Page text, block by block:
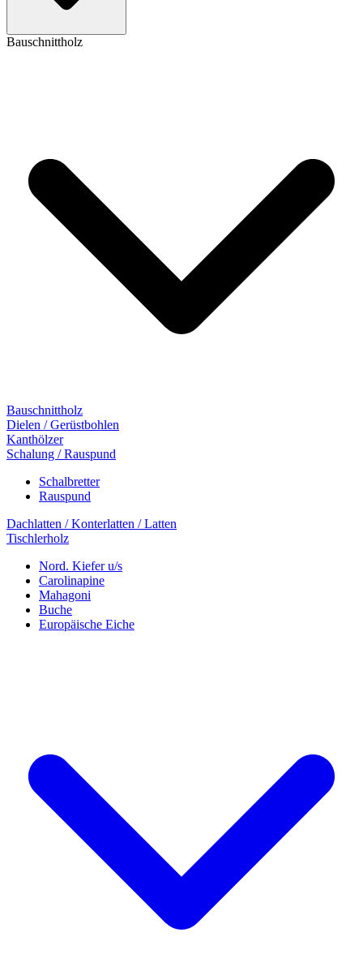
Bauschnittholz
Bauschnittholz
Dielen / Gerüstbohlen
Kanthölzer
Schalung / Rauspund
Schalbretter
Rauspund
Dachlatten / Konterlatten / Latten
Tischlerholz
Nord. Kiefer u/s
Carolinapine
Mahagoni
Buche
Europäische Eiche